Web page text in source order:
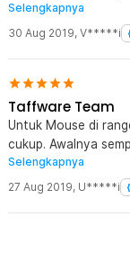
Man nya keren,
pecinta Marvel~
Selengkapnya
30 Aug 2019, V*****i
Taffware Team
Untuk Mouse di
cukup. Awalnya sempet skeptis sm materialnya, trnyata gak
ngecewain sumpah!
"DOVE" Jd kepegang
dari karakter
Selengkapnya
27 Aug 2019, U*****i